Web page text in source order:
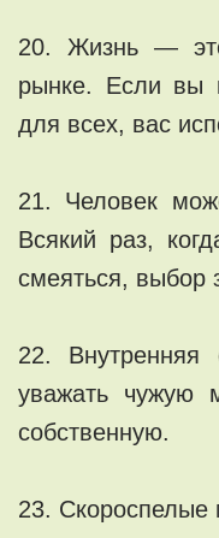
20. Жизнь —
рынке. Если вы
для всех, вас
21. Человек
Всякий раз,
смеяться, выбор
22.
уважать чужую
собственную.
23. Скороспелые